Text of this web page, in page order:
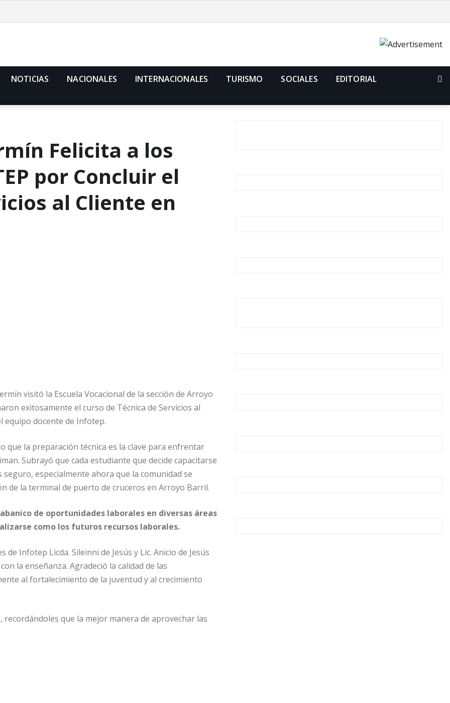
NOTICIAS NACIONALES INTERNACIONALES TURISMO SOCIALES
EDITORIAL
Felicita a los
por Concluir el
al Cliente en
visitó la Escuela Vocacional de la sección de Arroyo
exitosamente el curso de Técnica de Servicios al
equipo docente de Infotep.
que la preparación técnica es la clave para enfrentar
Subrayó que cada estudiante que decide capacitarse
especialmente ahora que la comunidad se
de la terminal de puerto de cruceros en Arroyo Barril.
de oportunidades laborales en diversas áreas
como los futuros recursos laborales.
Infotep Licda. Sileinni de Jesús y Lic. Anicio de Jesús
la enseñanza. Agradeció la calidad de las
al fortalecimiento de la juventud y al crecimiento
que la mejor manera de aprovechar las